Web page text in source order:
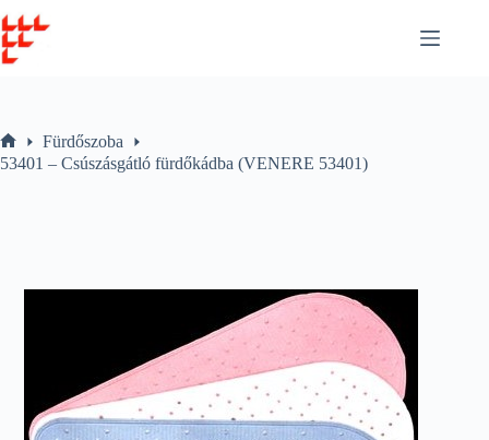
to
content
Home
Fürdőszoba
53401 – Csúszásgátló fürdőkádba (VENERE 53401)